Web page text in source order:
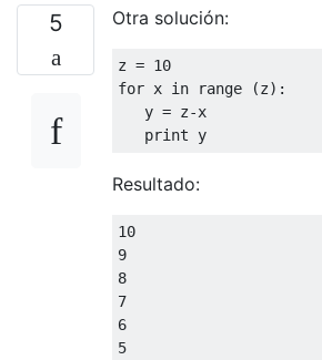
5 Otra solución:
z = 10
for x in range (z):
   y
= z-x
print y
Resultado:
10
9
8
7
6
5